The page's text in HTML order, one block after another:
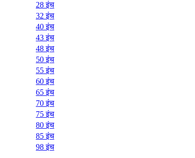
28 इंच
32 इंच
40 इंच
43 इंच
48 इंच
50 इंच
55 इंच
60 इंच
65 इंच
70 इंच
75 इंच
80 इंच
85 इंच
98 इंच